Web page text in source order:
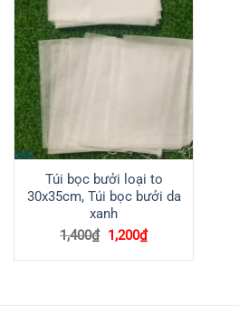
Túi bọc bưởi loại to
30x35cm, Túi bọc bưởi da
xanh
1,400₫ Giá
là:
1,200₫Giá
hiện
tại